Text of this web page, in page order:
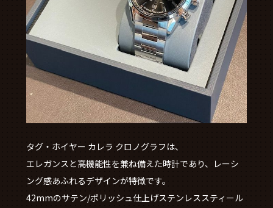
タグ・ホイヤー カレラ クロノグラフは、
エレガンスと高機能性を兼ね備えた時計であり、レーシ
ング感あふれるデザインが特徴です。
42mmのサテン/ポリッシュ仕上げステンレススティール